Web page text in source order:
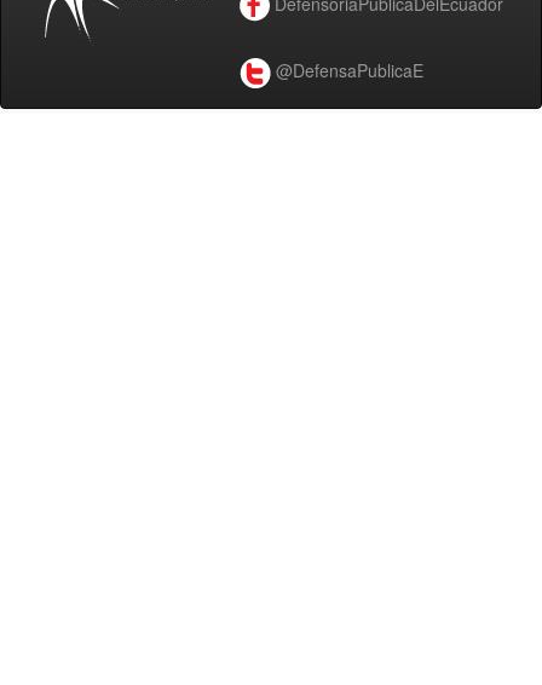
@DefensaPublicaE